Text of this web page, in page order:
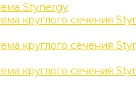
Stynergy
круглого сечения
круглого сечения
круглого сечения